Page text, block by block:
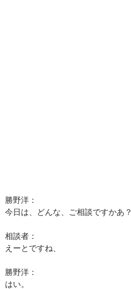
勝野洋：
今日は、どんな、ご相談ですかあ？
相談者：
えーとですね、
勝野洋：
はい。